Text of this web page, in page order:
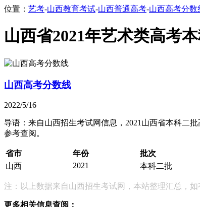
位置： 艺考-山西教育考试-山西普通高考-山西高考分数
山西省2021年艺术类高考
山西高考分数线
2022/5/16
导语：来自山西招生考试网信息，2021山西省本科二
参考查阅。
省市 年份 批次
山西
2021 本科二批
注：以上数据来自山西招生考试网，本站整理汇总，如
更多相关信息查阅：